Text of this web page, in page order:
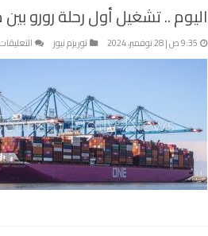
اليوم .. تشغيل أول رحلة رورو
9:35 ص | 28 نوفمبر، 2024 توريزم نيوز التعليقات